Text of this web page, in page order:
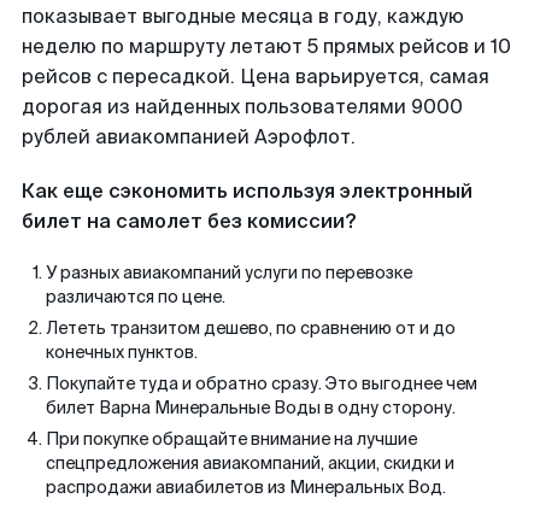
показывает выгодные месяца в году, каждую
неделю по маршруту летают 5 прямых рейсов и 10
рейсов с пересадкой. Цена варьируется, самая
дорогая из найденных пользователями 9000
рублей авиакомпанией Аэрофлот.
Как еще сэкономить используя электронный
билет на самолет без комиссии?
У разных авиакомпаний услуги по перевозке
различаются по цене.
Лететь транзитом дешево, по сравнению от и до
конечных пунктов.
Покупайте туда и обратно сразу. Это выгоднее чем
билет Варна Минеральные Воды в одну сторону.
При покупке обращайте внимание на лучшие
спецпредложения авиакомпаний, акции, скидки и
распродажи авиабилетов из Минеральных Вод.